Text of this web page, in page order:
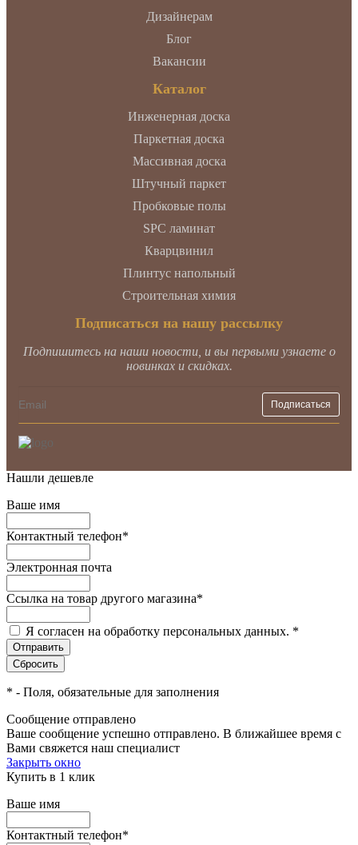
Дизайнерам
Блог
Вакансии
Каталог
Инженерная доска
Паркетная доска
Массивная доска
Штучный паркет
Пробковые полы
SPC ламинат
Кварцвинил
Плинтус напольный
Строительная химия
Подписаться на нашу рассылку
Подпишитесь на наши новости, и вы первыми узнаете о
новинках и скидках.
Нашли дешевле
Ваше имя
Контактный телефон*
Электронная почта
Ссылка на товар другого магазина*
Я согласен на обработку персональных данных. *
* - Поля, обязательные для заполнения
Сообщение отправлено
Ваше сообщение успешно отправлено. В ближайшее время с
Вами свяжется наш специалист
Закрыть окно
Купить в 1 клик
Ваше имя
Контактный телефон*